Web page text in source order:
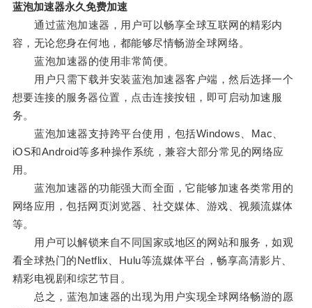
蓝泡加速器永久免费加速
通过蓝泡加速器，用户可以畅享全球互联网的精彩内
容，无论您身在何地，都能够尽情畅游全球网络。
蓝泡加速器的使用非常简便。
用户只需下载并安装蓝泡加速器客户端，然后选择一个
想要连接的服务器位置，点击连接按钮，即可启动加速服
务。
蓝泡加速器支持跨平台使用，包括Windows、Mac、
iOS和Android等多种操作系统，兼容大部分常见的网络应
用。
蓝泡加速器的功能强大而全面，它能够加速各类常用的
网络应用，包括网页浏览器、社交媒体、游戏、视频流媒体
等。
用户可以解锁来自不同国家或地区的网站和服务，如观
看全球热门的Netflix、Hulu等流媒体平台，畅享高清影片、
精彩电视剧和综艺节目。
总之，蓝泡加速器的出现为用户实现全球网络畅游的愿